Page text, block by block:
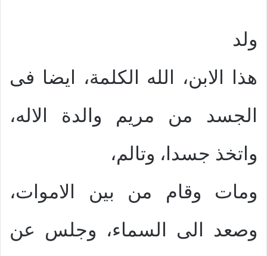
ولد
هذا الابن، الله الكلمة، ايضا فى
الجسد من مريم والدة الاله،
واتخذ جسدا، وتالم،
ومات وقام من بين الاموات،
وصعد الى السماء، وجلس عن